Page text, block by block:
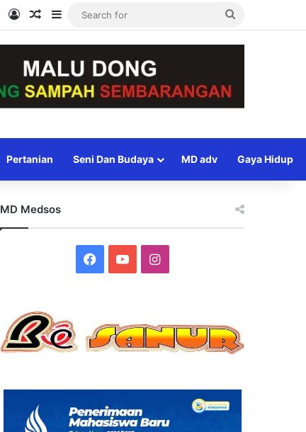
Log InRandom Article
Sidebar
Pertanian Seni Dan Budaya MD adv Gaya Hidup
MD Medsos
Facebook
YouTubeInstagram